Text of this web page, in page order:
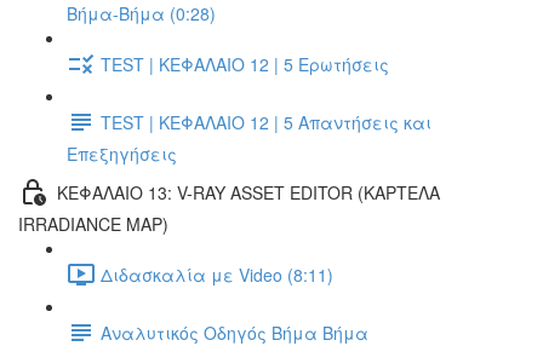
Βήμα-Βήμα (0:28)
TEST | ΚΕΦΑΛΑΙΟ 12 | 5 Ερωτήσεις
TEST | ΚΕΦΑΛΑΙΟ 12 | 5 Απαντήσεις και
Επεξηγήσεις
ΚΕΦΑΛΑΙΟ 13: V-RAY ASSET EDITOR (ΚΑΡΤΕΛΑ
IRRADIANCE MAP)
Διδασκαλία με Video (8:11)
Αναλυτικός Οδηγός Βήμα Βήμα